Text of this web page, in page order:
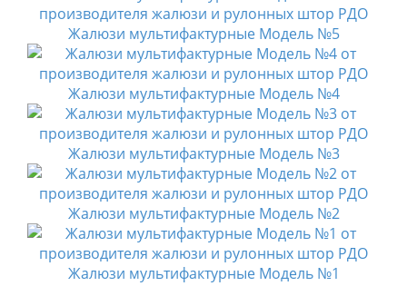
Жалюзи мультифактурные Модель №5
Жалюзи мультифактурные Модель №4
Жалюзи мультифактурные Модель №3
Жалюзи мультифактурные Модель №2
Жалюзи мультифактурные Модель №1